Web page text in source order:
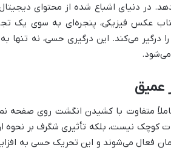
در دنیای اشباع شده از محتوای
عکس فیزیکی، پنجره‌ای به سوی یک
درگیر می‌کند. این درگیری حسی، نه تنها
می‌شود.
عمیق
متفاوت با کشیدن انگشت روی صفحه
نیست، بلکه تأثیری شگرف بر نحوه
فعال می‌شوند و این تحریک حسی به